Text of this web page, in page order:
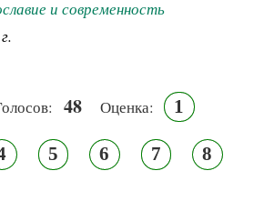
и современность
48 Оценка: 1
5 6 7 8